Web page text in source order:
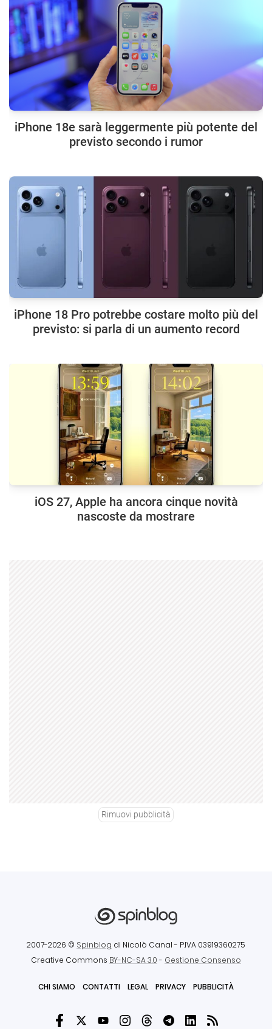
iPhone 18e sarà leggermente più potente del
previsto secondo i rumor
iPhone 18 Pro potrebbe costare molto più del
previsto: si parla di un aumento record
iOS 27, Apple ha ancora cinque novità
nascoste da mostrare
Rimuovi pubblicità
2007-2026 © Spinblog di Nicolò Canal - P.IVA 03919360275
Creative Commons BY-NC-SA 3.0- Gestione Consenso
CHI SIAMO CONTATTI LEGAL PRIVACY PUBBLICITÀ